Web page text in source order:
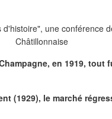
en 1919, tout
(1929), le marché